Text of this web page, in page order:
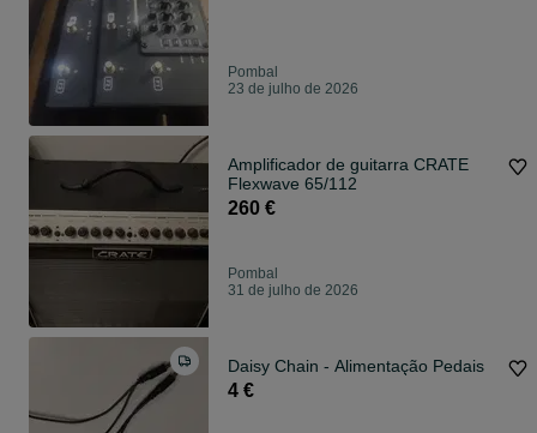
Pombal
23 de julho de 2026
Amplificador de guitarra CRATE
Flexwave 65/112
260 €
Pombal
31 de julho de 2026
Daisy Chain - Alimentação Pedais
4 €